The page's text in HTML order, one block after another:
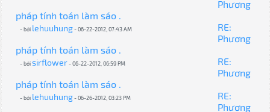
Phương
pháp tính toán làm sáo .
- bởi lehuuhung- 06-22-2012, 07:43 AM
RE:
Phương
pháp tính toán làm sáo .
- bởisirflower- 06-22-2012, 06:59 PM
RE:
Phương
pháp tính toán làm sáo .
- bởi lehuuhung- 06-26-2012, 03:23 PM
RE:
Phương